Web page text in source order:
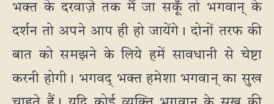
भक्त के दरवाज़े तक मैं जा सकूँ तो भगवान् के
दर्शन तो अपने आप ही हो जायेंगे। दोनों तरफ की
बात को समझने के लिये हमें सावधानी से चेष्टा
करनी होगी। भगवद् भक्त हमेशा भगवान् का सुख